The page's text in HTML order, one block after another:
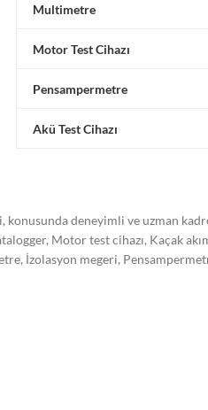
Multimetre
Motor Test Cihazı
Pensampermetre
Akü Test Cihazı
deneyimli ve uzman
Motor test cihazı, Kaçak
İzolasyon megeri,